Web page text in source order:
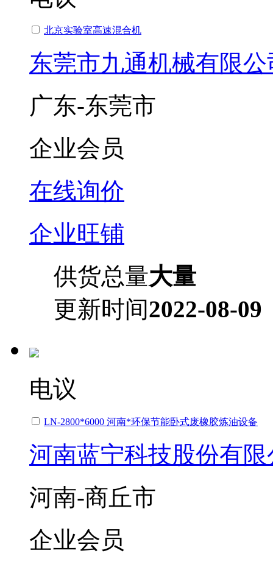
北京实验室高速混合机
东莞市九通机械有限公
广东-东莞市
企业会员
在线询价
企业旺铺
供货总量大量
更新时间2022-08-09
电议
LN-2800*6000 河南*环保节能卧式废橡胶炼油设备
河南蓝宁科技股份有限
河南-商丘市
企业会员